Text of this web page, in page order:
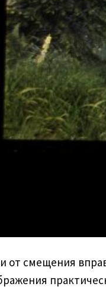
от смещения